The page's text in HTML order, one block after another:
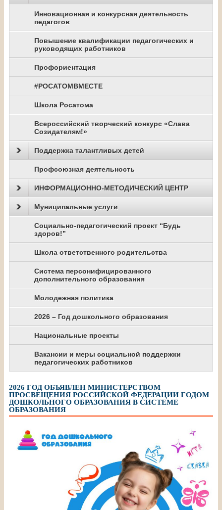
Инновационная и конкурсная деятельность
педагогов
Повышение квалификации педагогических и
руководящих работников
Профориентация
#РОСАТОМВМЕСТЕ
Школа Росатома
Всероссийский творческий конкурс «Слава
Созидателям!»
Поддержка талантливых детей
Профсоюзная деятельность
ИНФОРМАЦИОННО-МЕТОДИЧЕСКИЙ ЦЕНТР
Муниципальные услуги
Социально-педагогический проект “Будь
здоров!”
Школа ответственного родительства
Система персонифицированного
дополнительного образования
Молодежная политика
2026 – Год дошкольного образования
Национальные проекты
Вакансии и меры социальной поддержки
педагогических работников
2026 ГОД ОБЪЯВЛЕН МИНИСТЕРСТВОМ
ПРОСВЕЩЕНИЯ РОССИЙСКОЙ ФЕДЕРАЦИИ ГОДОМ
ДОШКОЛЬНОГО ОБРАЗОВАНИЯ В СИСТЕМЕ
ОБРАЗОВАНИЯ